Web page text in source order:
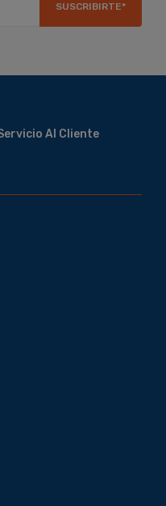
SUSCRIBIRTE*
Al Cliente